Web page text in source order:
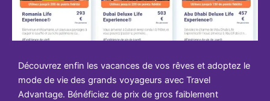
Découvrez enfin les vacances de vos rêves et adoptez le
mode de vie des grands voyageurs avec Travel
Advantage. Bénéficiez de prix de gros faiblement